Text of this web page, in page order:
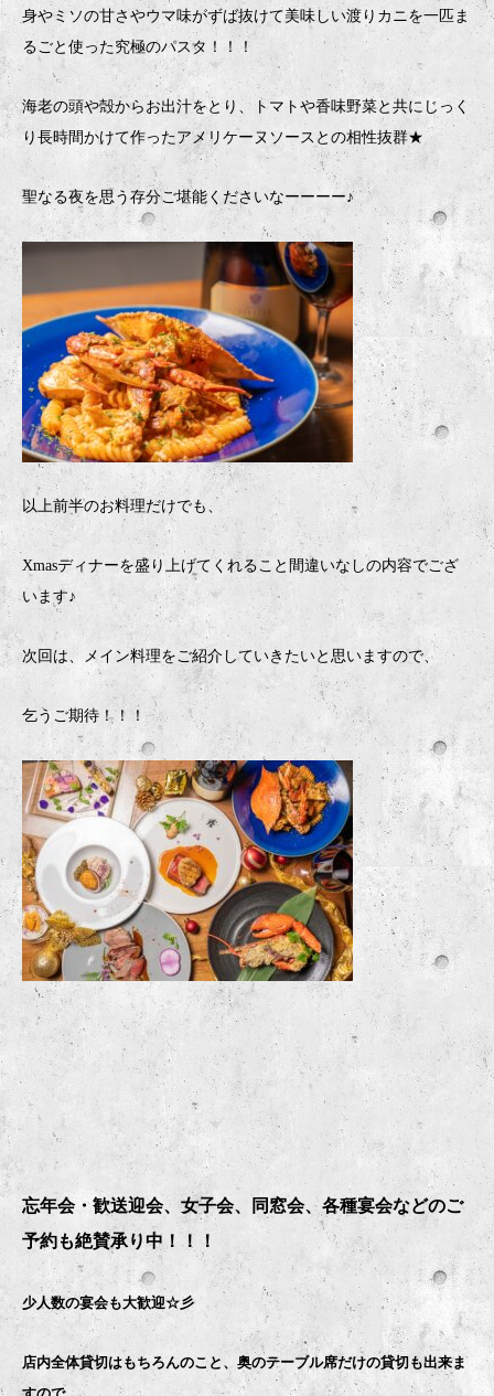
身やミソの甘さやウマ味がずば抜けて美味しい渡りカニを一匹ま
るごと使った究極のパスタ！！！
海老の頭や殻からお出汁をとり、トマトや香味野菜と共にじっく
り長時間かけて作ったアメリケーヌソースとの相性抜群★
聖なる夜を思う存分ご堪能くださいなーーーー♪
以上前半のお料理だけでも、
Xmasディナーを盛り上げてくれること間違いなしの内容でござ
います♪
次回は、メイン料理をご紹介していきたいと思いますので、
乞うご期待！！！
忘年会・歓送迎会、女子会、同窓会、各種宴会などのご
予約も絶賛承り中！！！
少人数の宴会も大歓迎☆彡
店内全体貸切はもちろんのこと、奥のテーブル席だけの貸切も出来ま